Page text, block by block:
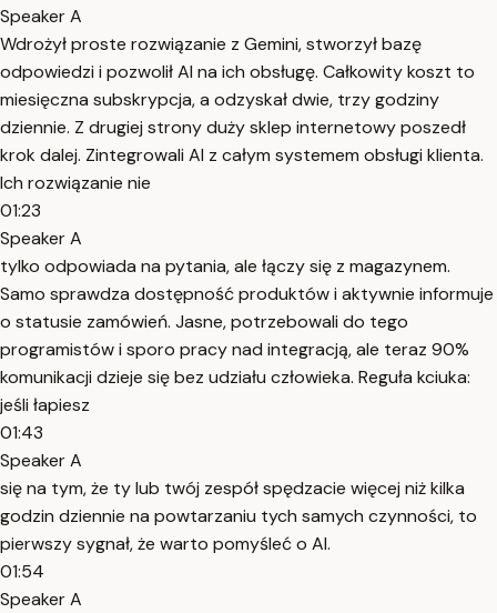
Speaker A
Wdrożył proste rozwiązanie z Gemini, stworzył bazę
odpowiedzi i pozwolił AI na ich obsługę. Całkowity koszt to
miesięczna subskrypcja, a odzyskał dwie, trzy godziny
dziennie. Z drugiej strony duży sklep internetowy poszedł
krok dalej. Zintegrowali AI z całym systemem obsługi klienta.
Ich rozwiązanie nie
01:23
Speaker A
tylko odpowiada na pytania, ale łączy się z magazynem.
Samo sprawdza dostępność produktów i aktywnie informuje
o statusie zamówień. Jasne, potrzebowali do tego
programistów i sporo pracy nad integracją, ale teraz 90%
komunikacji dzieje się bez udziału człowieka. Reguła kciuka:
jeśli łapiesz
01:43
Speaker A
się na tym, że ty lub twój zespół spędzacie więcej niż kilka
godzin dziennie na powtarzaniu tych samych czynności, to
pierwszy sygnał, że warto pomyśleć o AI.
01:54
Speaker A